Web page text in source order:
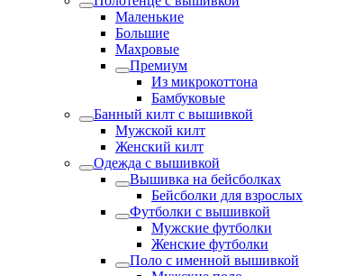
Маленькие
Большие
Махровые
Премиум
Из микрокоттона
Бамбуковые
Банный килт с вышивкой
Мужской килт
Женский килт
Одежда с вышивкой
Вышивка на бейсболках
Бейсболки для взрослых
Футболки с вышивкой
Мужские футболки
Женские футболки
Поло с именной вышивкой